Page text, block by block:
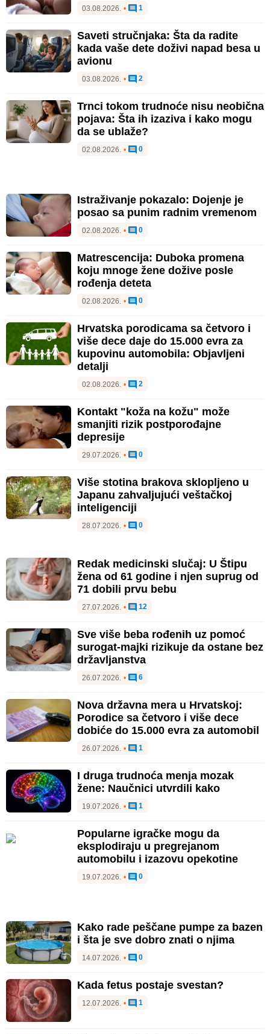
03.08.2026. • 1
Saveti stručnjaka: Šta da radite
kada vaše dete doživi napad besa u
avionu
03.08.2026. • 2
Trnci tokom trudnoće nisu neobična
pojava: Šta ih izaziva i kako mogu
da se ublaže?
02.08.2026. • 0
Istraživanje pokazalo: Dojenje je
posao sa punim radnim vremenom
02.08.2026. • 0
Matrescencija: Duboka promena
koju mnoge žene dožive posle
rođenja deteta
02.08.2026. • 0
Hrvatska porodicama sa četvoro i
više dece daje do 15.000 evra za
kupovinu automobila: Objavljeni
detalji
02.08.2026. • 2
Kontakt "koža na kožu" može
smanjiti rizik postporođajne
depresije
29.07.2026. • 0
Više stotina brakova sklopljeno u
Japanu zahvaljujući veštačkoj
inteligenciji
28.07.2026. • 0
Redak medicinski slučaj: U Štipu
žena od 61 godine i njen suprug od
71 dobili prvu bebu
27.07.2026. • 12
Sve više beba rođenih uz pomoć
surogat-majki rizikuje da ostane bez
državljanstva
26.07.2026. • 6
Nova državna mera u Hrvatskoj:
Porodice sa četvoro i više dece
dobiće do 15.000 evra za automobil
26.07.2026. • 1
I druga trudnoća menja mozak
žene: Naučnici utvrdili kako
19.07.2026. • 1
Popularne igračke mogu da
eksplodiraju u pregrejanom
automobilu i izazovu opekotine
19.07.2026. • 0
Kako rade peščane pumpe za bazen
i šta je sve dobro znati o njima
14.07.2026. • 0
Kada fetus postaje svestan?
12.07.2026. • 1